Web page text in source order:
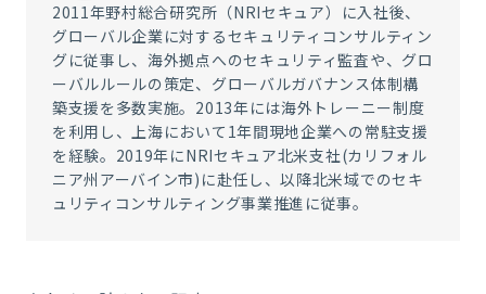
2011年野村総合研究所（NRIセキュア）に入社後、
グローバル企業に対するセキュリティコンサルティン
グに従事し、海外拠点へのセキュリティ監査や、グロ
ーバルルールの策定、グローバルガバナンス体制構
築支援を多数実施。2013年には海外トレーニー制度
を利用し、上海において1年間現地企業への常駐支援
を経験。2019年にNRIセキュア北米支社(カリフォル
ニア州アーバイン市)に赴任し、以降北米域でのセキ
ュリティコンサルティング事業推進に従事。